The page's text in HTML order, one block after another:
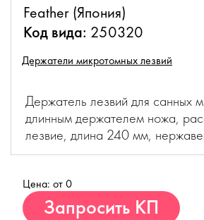
Feather (Япония)
Код вида: 250320
Держатели микротомных лезвий
Держатель лезвий для санных
длинным держателем ножа,
лезвие, длина 240 мм,
Цена: от 0
Запросить КП